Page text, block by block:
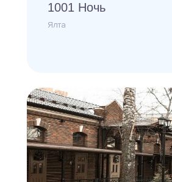
1001 Ночь
Ялта